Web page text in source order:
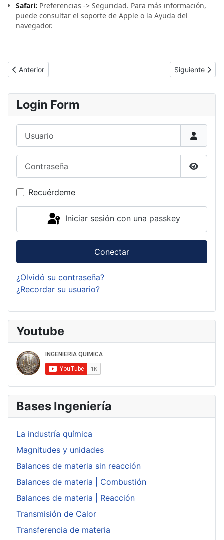
Login Form
Recuérdeme
Iniciar sesión con una passkey
Conectar
¿Olvidó su contraseña?
¿Recordar su usuario?
Youtube
Bases Ingeniería
La industría química
Magnitudes y unidades
Balances de materia sin reacción
Balances de materia | Combustión
Balances de materia | Reacción
Transmisión de Calor
Transferencia de materia
Safari: Preferencias -> Seguridad. Para más información,
puede consultar el soporte de Apple o la Ayuda del
navegador.
Artículo anterior: Política de privacidad
Anterior Artículo
Siguiente